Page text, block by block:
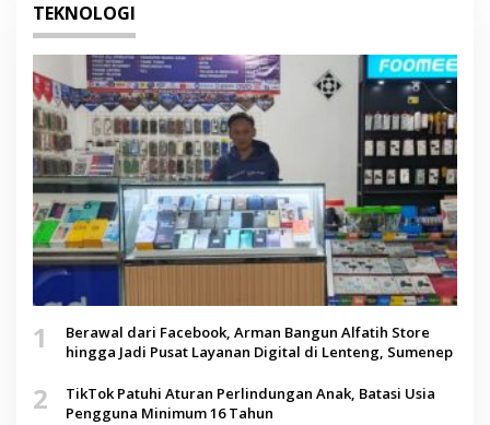
TEKNOLOGI
1
Berawal dari Facebook, Arman Bangun Alfatih Store
hingga Jadi Pusat Layanan Digital di Lenteng, Sumenep
2
TikTok Patuhi Aturan Perlindungan Anak, Batasi Usia
Pengguna Minimum 16 Tahun